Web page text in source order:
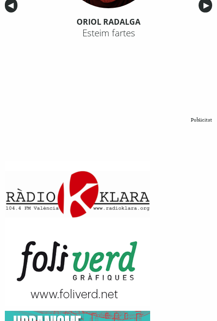
Anterior
◀︎ ▶︎
ORIOL RADALGA
Esteim fartes
Publicitat